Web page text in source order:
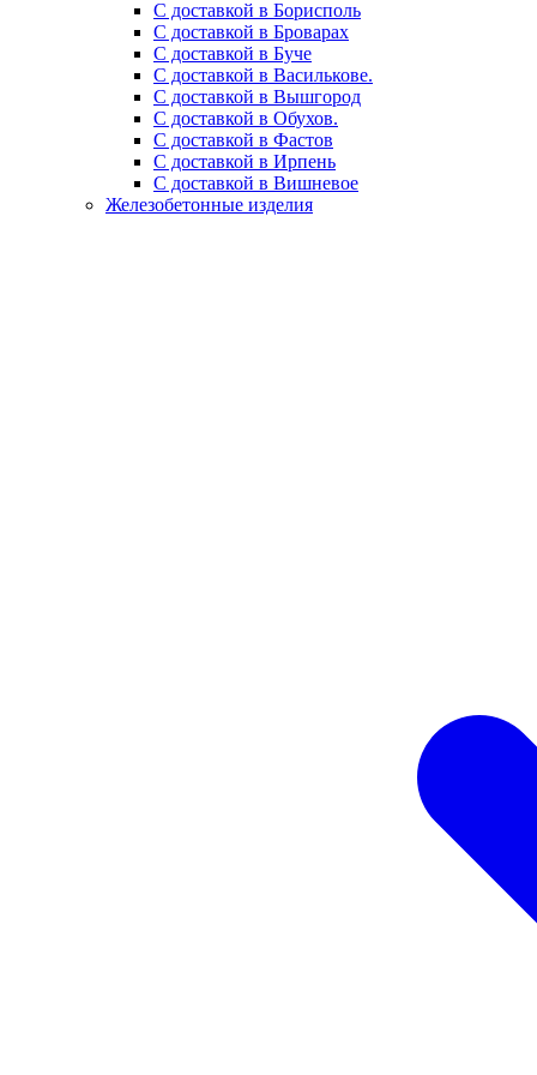
С доставкой в Борисполь
С доставкой в Броварах
С доставкой в Буче
С доставкой в Василькове.
С доставкой в Вышгород
С доставкой в Обухов.
С доставкой в Фастов
С доставкой в Ирпень
С доставкой в Вишневое
Железобетонные изделия